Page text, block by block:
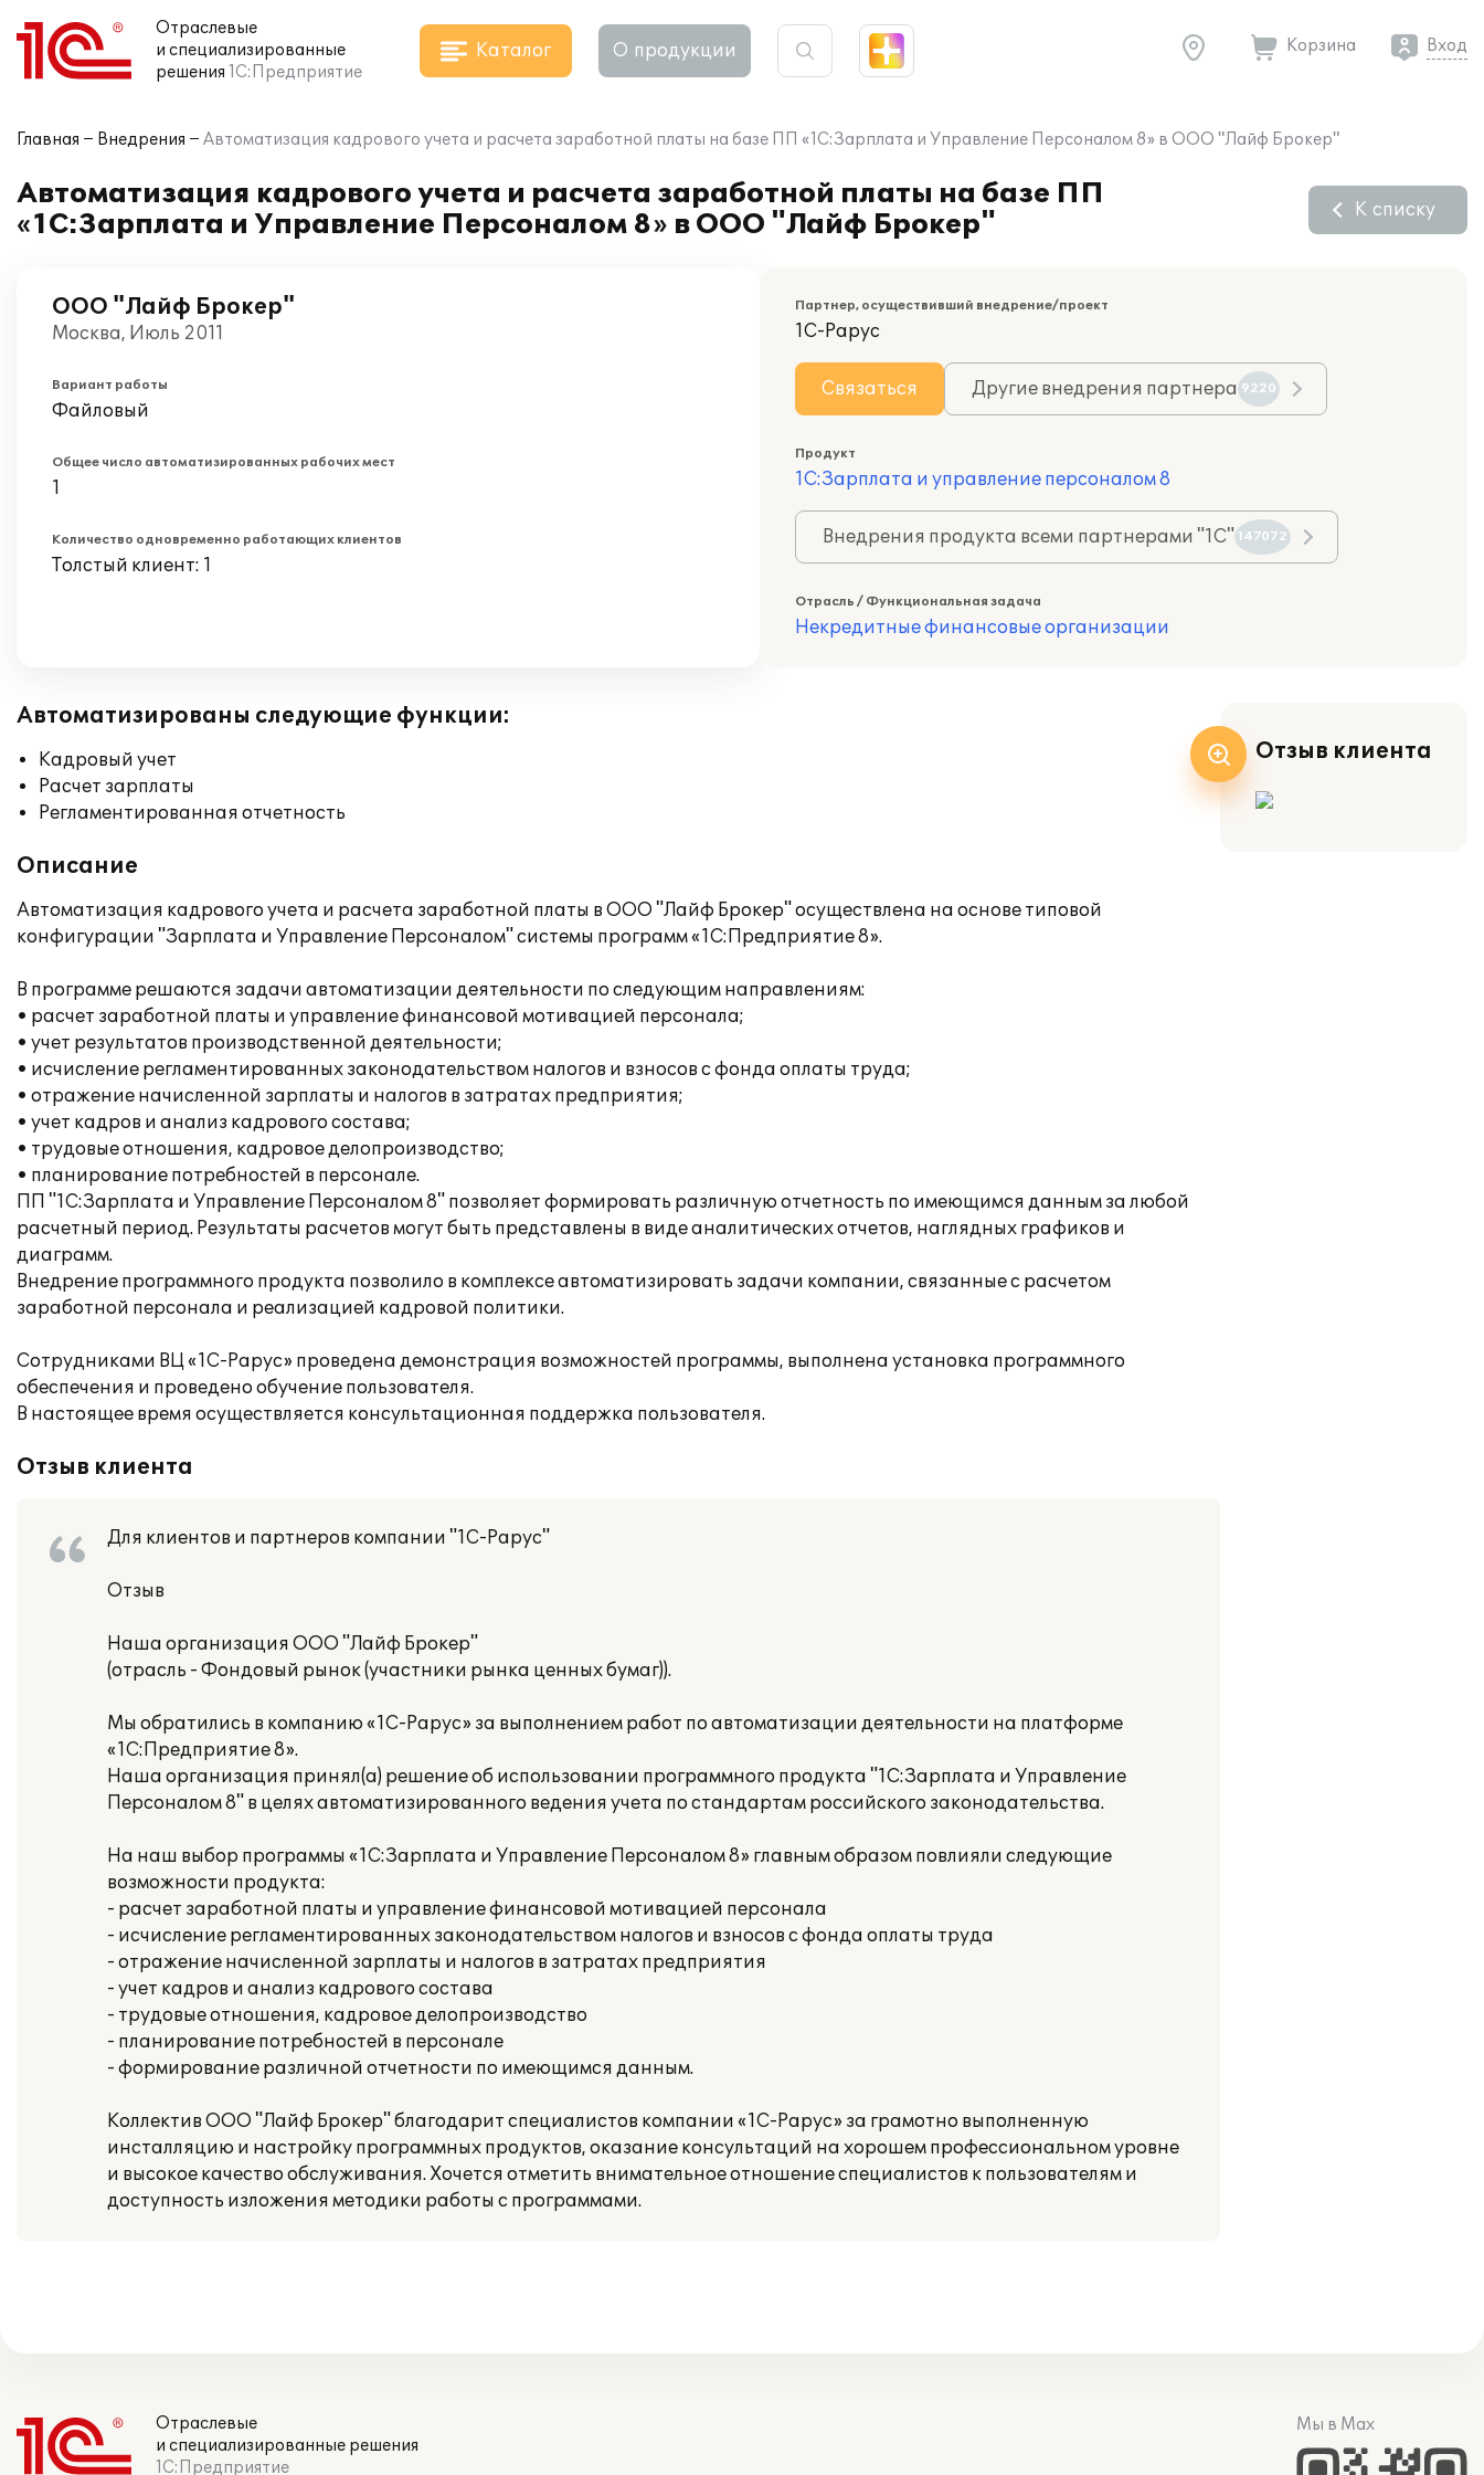
Отраслевые
и специализированные
решения 1С:Предприятие
Каталог О продукции Корзина Вход
Главная Внедрения Автоматизация кадрового учета и расчета заработной платы на базе ПП «1С:Зарплата и Управление Персоналом 8» в ООО "Лайф Брокер"
Автоматизация кадрового учета и расчета заработной платы на базе ПП
«1С:Зарплата и Управление Персоналом 8» в ООО "Лайф Брокер"
К списку
ООО "Лайф Брокер"
Москва, Июль 2011
Вариант работы
Файловый
Общее число автоматизированных рабочих мест
1
Количество одновременно работающих клиентов
Толстый клиент: 1
Партнер, осуществивший внедрение/проект
1С-Рарус
Связаться Другие внедрения партнера 9220
Продукт
1С:Зарплата и управление персоналом 8
Внедрения продукта всеми партнерами "1С" 147072
Отрасль / Функциональная задача
Некредитные финансовые организации
Автоматизированы следующие функции:
Кадровый учет
Расчет зарплаты
Регламентированная отчетность
Описание
Автоматизация кадрового учета и расчета заработной платы в ООО "Лайф Брокер" осуществлена на основе типовой
конфигурации "Зарплата и Управление Персоналом" системы программ «1С:Предприятие 8».
В программе решаются задачи автоматизации деятельности по следующим направлениям:
• расчет заработной платы и управление финансовой мотивацией персонала;
• учет результатов производственной деятельности;
• исчисление регламентированных законодательством налогов и взносов с фонда оплаты труда;
• отражение начисленной зарплаты и налогов в затратах предприятия;
• учет кадров и анализ кадрового состава;
• трудовые отношения, кадровое делопроизводство;
• планирование потребностей в персонале.
ПП "1С:Зарплата и Управление Персоналом 8" позволяет формировать различную отчетность по имеющимся данным за любой
расчетный период. Результаты расчетов могут быть представлены в виде аналитических отчетов, наглядных графиков и
диаграмм.
Внедрение программного продукта позволило в комплексе автоматизировать задачи компании, связанные с расчетом
заработной персонала и реализацией кадровой политики.
Сотрудниками ВЦ «1С-Рарус» проведена демонстрация возможностей программы, выполнена установка программного
обеспечения и проведено обучение пользователя.
В настоящее время осуществляется консультационная поддержка пользователя.
Отзыв клиента
Для клиентов и партнеров компании "1С-Рарус"
Отзыв
Наша организация ООО "Лайф Брокер"
(отрасль - Фондовый рынок (участники рынка ценных бумаг)).
Мы обратились в компанию «1С-Рарус» за выполнением работ по автоматизации деятельности на платформе
«1С:Предприятие 8».
Наша организация принял(а) решение об использовании программного продукта "1С:Зарплата и Управление
Персоналом 8" в целях автоматизированного ведения учета по стандартам российского законодательства.
На наш выбор программы «1С:Зарплата и Управление Персоналом 8» главным образом повлияли следующие
возможности продукта:
- расчет заработной платы и управление финансовой мотивацией персонала
- исчисление регламентированных законодательством налогов и взносов с фонда оплаты труда
- отражение начисленной зарплаты и налогов в затратах предприятия
- учет кадров и анализ кадрового состава
- трудовые отношения, кадровое делопроизводство
- планирование потребностей в персонале
- формирование различной отчетности по имеющимся данным.
Коллектив ООО "Лайф Брокер" благодарит специалистов компании «1С-Рарус» за грамотно выполненную
инсталляцию и настройку программных продуктов, оказание консультаций на хорошем профессиональном уровне
и высокое качество обслуживания. Хочется отметить внимательное отношение специалистов к пользователям и
доступность изложения методики работы с программами.
Отзыв клиента
Отраслевые
и специализированные решения
1С:Предприятие
Мы в Max